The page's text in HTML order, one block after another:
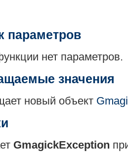
параметров
нет параметров.
значения
новый объект
GmagickException